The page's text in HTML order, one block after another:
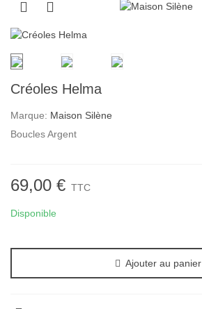
Créoles Helma
Marque: Maison Silène
Boucles Argent
69,00 € TTC
Disponible
Ajouter au panier